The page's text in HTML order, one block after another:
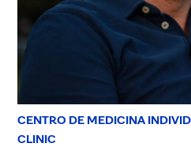
CENTRO DE MEDICINA
CLINIC